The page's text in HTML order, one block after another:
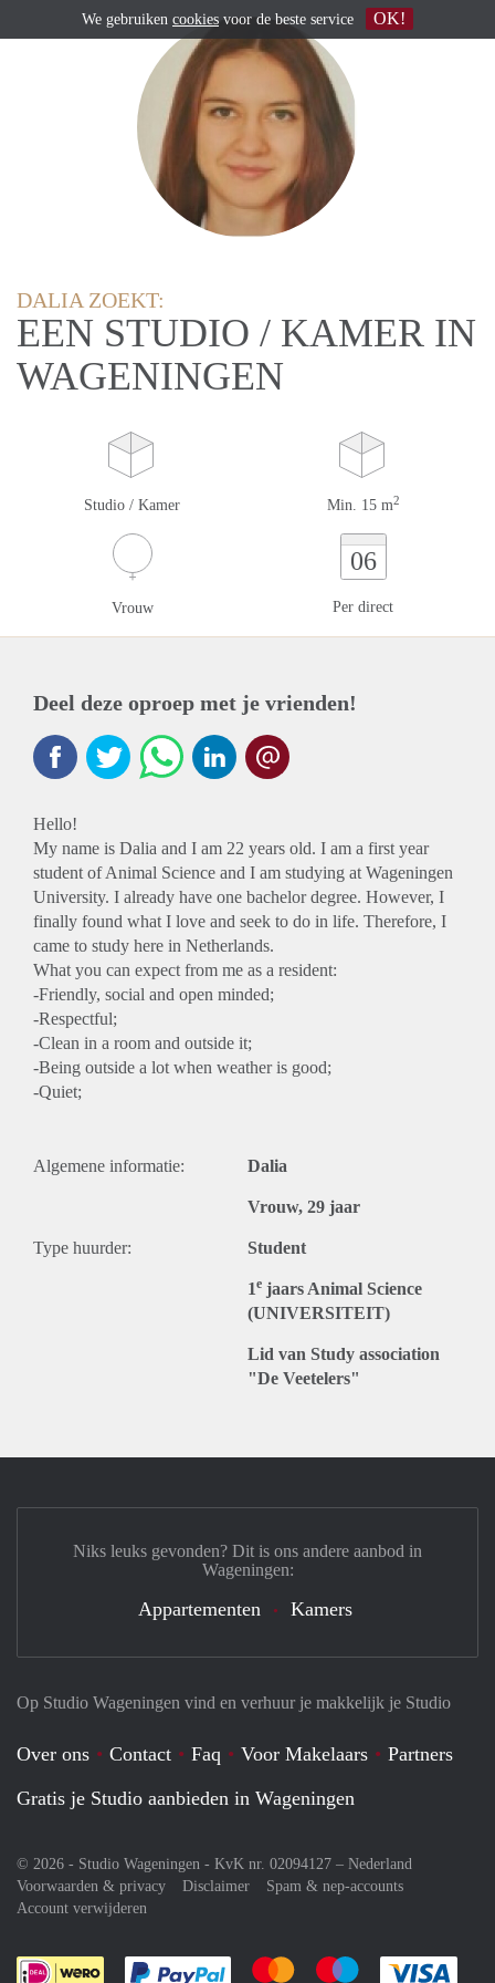
DALIA ZOEKT:
EEN STUDIO / KAMER IN
WAGENINGEN
Studio / Kamer Min. 15 m2
Vrouw
06
Per direct
Deel deze oproep met je vrienden!
Hello!
My name is Dalia and I am 22 years old. I am a first year
student of Animal Science and I am studying at Wageningen
University. I already have one bachelor degree. However, I
finally found what I love and seek to do in life. Therefore, I
came to study here in Netherlands.
What you can expect from me as a resident:
-Friendly, social and open minded;
-Respectful;
-Clean in a room and outside it;
-Being outside a lot when weather is good;
-Quiet;
Algemene informatie: Dalia
Vrouw, 29 jaar
Type huurder: Student
1e jaars Animal Science
(UNIVERSITEIT)
Lid van Study association
"De Veetelers"
Op Studio Wageningen vind en verhuur je makkelijk je Studio
Over ons Contact Faq Voor Makelaars
Partners
Gratis je Studio aanbieden in Wageningen
© 2026 - Studio Wageningen - KvK nr. 02094127 – Nederland
Voorwaarden & privacy
Disclaimer
Spam & nep-accounts
Account verwijderen
Je rekent gemakkelijk af met Paypal
Je rekent gemakkelijk af met
Je rekent
Niks leuks gevonden? Dit is ons andere aanbod in
Wageningen:
Appartementen Kamers
We gebruiken cookies voor de beste service OK!